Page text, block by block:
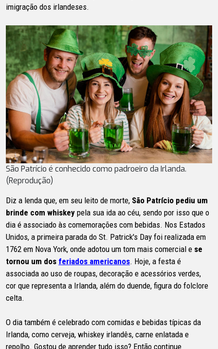
imigração dos irlandeses.
São Patrício é conhecido como padroeiro da Irlanda.
(Reprodução)
Diz a lenda que, em seu leito de morte, São Patrício pediu um
brinde com whiskey pela sua ida ao céu, sendo por isso que o
dia é associado às comemorações com bebidas. Nos Estados
Unidos, a primeira parada do St. Patrick's Day foi realizada em
1762 em Nova York, onde adotou um tom mais comercial e se
tornou um dos feriados americanos. Hoje, a festa é
associada ao uso de roupas, decoração e acessórios verdes,
cor que representa a Irlanda, além do duende, figura do folclore
celta.
O dia também é celebrado com comidas e bebidas típicas da
Irlanda, como cerveja, whiskey irlandês, carne enlatada e
repolho. Gostou de aprender tudo isso? Então continue